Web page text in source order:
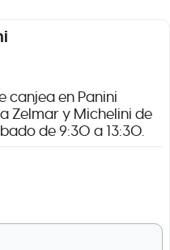
canjea en Panini
Zelmar y Michelini de
de 9:30 a 13:30.